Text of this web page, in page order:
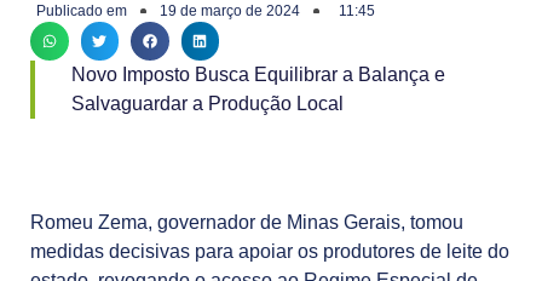
Publicado em 19 de março de 2024 11:45
Novo Imposto Busca Equilibrar a Balança e
Salvaguardar a Produção Local
Romeu Zema, governador de Minas Gerais, tomou
medidas decisivas para apoiar os produtores de leite do